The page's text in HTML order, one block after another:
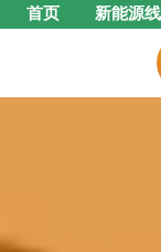
首页 新能源